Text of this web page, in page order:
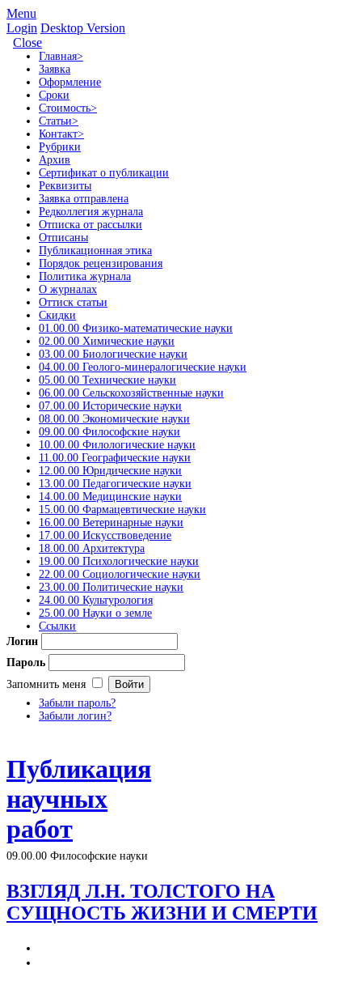
Menu
Login Desktop Version
Close
Главная>
Заявка
Оформление
Сроки
Стоимость>
Статьи>
Контакт>
Рубрики
Архив
Сертификат о публикации
Реквизиты
Заявка отправлена
Редколлегия журнала
Отписка от рассылки
Отписаны
Публикационная этика
Порядок рецензирования
Политика журнала
О журналах
Оттиск статьи
Скидки
01.00.00 Физико-математические науки
02.00.00 Химические науки
03.00.00 Биологические науки
04.00.00 Геолого-минералогические науки
05.00.00 Технические науки
06.00.00 Сельскохозяйственные науки
07.00.00 Исторические науки
08.00.00 Экономические науки
09.00.00 Философские науки
10.00.00 Филологические науки
11.00.00 Географические науки
12.00.00 Юридические науки
13.00.00 Педагогические науки
14.00.00 Медицинские науки
15.00.00 Фармацевтические науки
16.00.00 Ветеринарные науки
17.00.00 Искусствоведение
18.00.00 Архитектура
19.00.00 Психологические науки
22.00.00 Социологические науки
23.00.00 Политические науки
24.00.00 Культурология
25.00.00 Науки о земле
Ссылки
Логин
Пароль
Запомнить меня
Забыли пароль?
Забыли логин?
Публикация
научных
работ
09.00.00 Философские науки
ВЗГЛЯД Л.Н. ТОЛСТОГО НА
СУЩНОСТЬ ЖИЗНИ И СМЕРТИ